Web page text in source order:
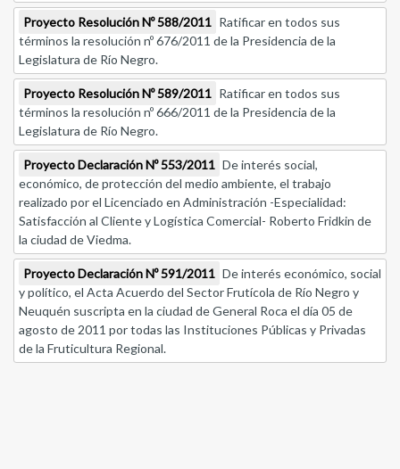
Proyecto Resolución Nº 588/2011 Ratificar en todos sus
términos la resolución nº 676/2011 de la Presidencia de la
Legislatura de Río Negro.
Proyecto Resolución Nº 589/2011 Ratificar en todos sus
términos la resolución nº 666/2011 de la Presidencia de la
Legislatura de Río Negro.
Proyecto Declaración Nº 553/2011 De interés social,
económico, de protección del medio ambiente, el trabajo
realizado por el Licenciado en Administración -Especialidad:
Satisfacción al Cliente y Logística Comercial- Roberto Fridkin de
la ciudad de Viedma.
Proyecto Declaración Nº 591/2011 De interés económico, social
y político, el Acta Acuerdo del Sector Frutícola de Río Negro y
Neuquén suscripta en la ciudad de General Roca el día 05 de
agosto de 2011 por todas las Instituciones Públicas y Privadas
de la Fruticultura Regional.